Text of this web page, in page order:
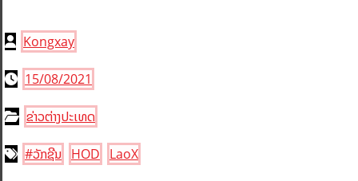
Kongxay
15/08/2021
ຂ່າວຕ່າງປະເທດ
#ວັກຊີນ HOD LaoX